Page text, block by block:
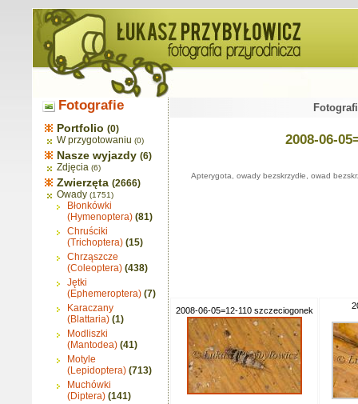
Fotografie
Portfolio (0)
W przygotowaniu (0)
Nasze wyjazdy (6)
Zdjęcia (6)
Zwierzęta (2666)
Owady (1751)
Błonkówki
(Hymenoptera) (81)
Chruściki
(Trichoptera) (15)
Chrząszcze
(Coleoptera) (438)
Jętki
(Ephemeroptera) (7)
Karaczany
(Blattaria) (1)
Modliszki
(Mantodea) (41)
Motyle
(Lepidoptera) (713)
Muchówki
(Diptera) (141)
2008-06-
Apterygota, owady bezskrzydłe, owad
2008-06-05=12-110 szczeciogonek